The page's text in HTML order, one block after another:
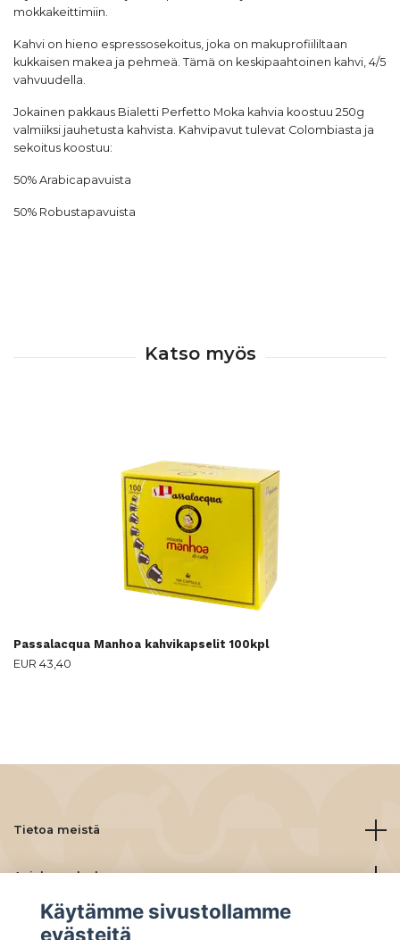
mokkakeittimiin.
Kahvi on hieno espressosekoitus, joka on makuprofiililtaan
kukkaisen makea ja pehmeä. Tämä on keskipaahtoinen kahvi, 4/5
vahvuudella.
Jokainen pakkaus Bialetti Perfetto Moka kahvia koostuu 250g
valmiiksi jauhetusta kahvista. Kahvipavut tulevat Colombiasta ja
sekoitus koostuu:
50% Arabicapavuista
50% Robustapavuista
Passalacqua Manhoa kahvikapselit 100kpl
EUR 43,40
Tietoa meistä
Asiakaspalvelu
Lue lisää
Käytämme sivustollamme
evästeitä